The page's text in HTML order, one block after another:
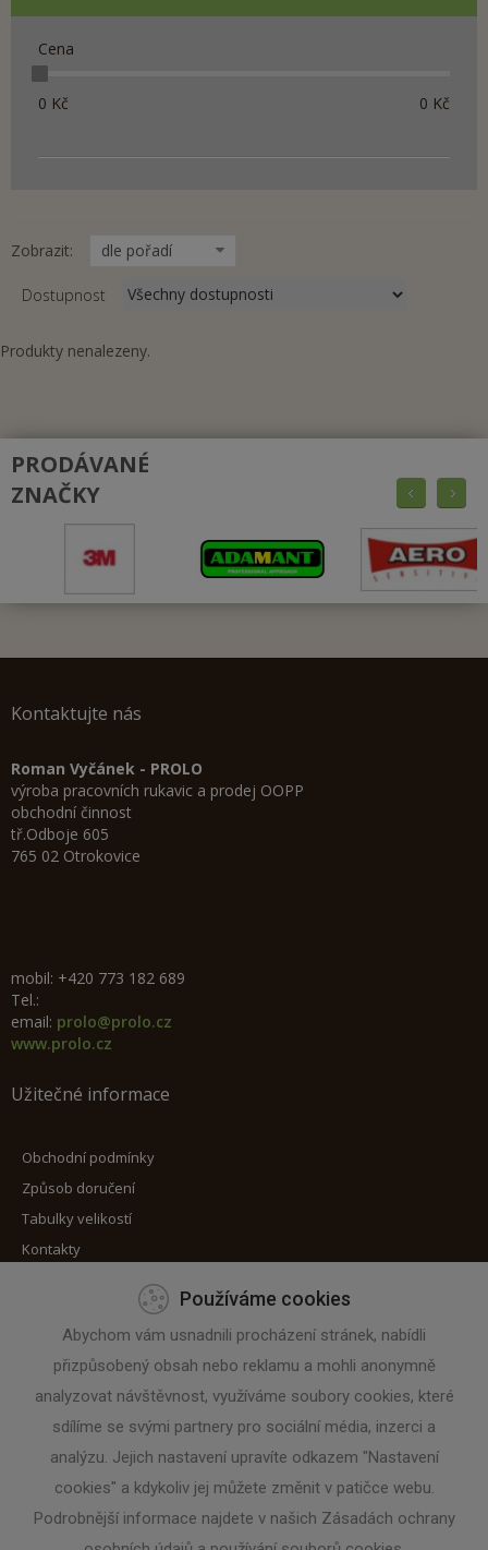
Cena
0 Kč 0 Kč
Zobrazit: dle pořadí
Dostupnost
Produkty nenalezeny.
PRODÁVANÉ
ZNAČKY
Kontaktujte nás
Roman Vyčánek - PROLO
výroba pracovních rukavic a prodej OOPP
obchodní činnost
tř.Odboje 605
765 02 Otrokovice
mobil: +420 773 182 689
Tel.:
email: prolo@prolo.cz
www.prolo.cz
Užitečné informace
Obchodní podmínky
Způsob doručení
Tabulky velikostí
Kontakty
Máte zájem o zaslání novinek?
Zadejte svoji e-mailovou adresu
Používáme cookies
Abychom vám usnadnili procházení stránek, nabídli
přizpůsobený obsah nebo reklamu a mohli anonymně
analyzovat návštěvnost, využíváme soubory cookies, které
sdílíme se svými partnery pro sociální média, inzerci a
analýzu. Jejich nastavení upravíte odkazem "Nastavení
cookies" a kdykoliv jej můžete změnit v patičce webu.
Podrobnější informace najdete v našich Zásadách ochrany